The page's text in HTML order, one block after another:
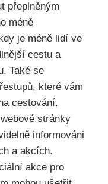
přeplněným
méně
je ⁤méně lidí ve
cestu a
Také ‍se
které vám
cestování.
stránky
informováni
a ‍akcích.
akce​ pro